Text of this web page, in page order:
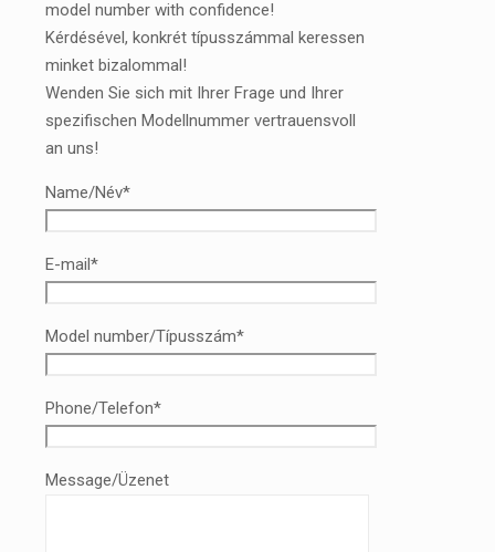
model number with confidence!
Kérdésével, konkrét típusszámmal keressen
minket bizalommal!
Wenden Sie sich mit Ihrer Frage und Ihrer
spezifischen Modellnummer vertrauensvoll
an uns!
Name/Név*
E-mail*
Model number/Típusszám*
Phone/Telefon*
Message/Üzenet